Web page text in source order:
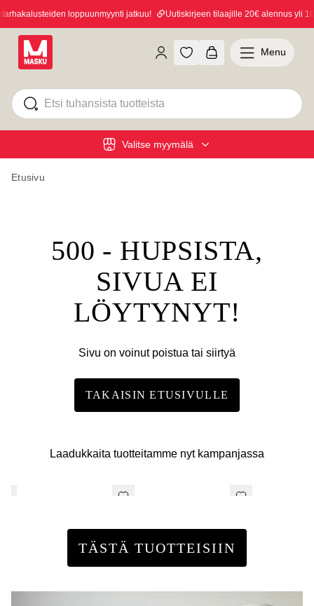
loppuunmyynti jatkuu! Uutiskirjeen tilaajille 20€ alennus yli
Valitse myymälä
Menu
Etusivu
500 - HUPSISTA,
SIVUA EI
LÖYTYNYT!
Sivu on voinut poistua tai siirtyä
TAKAISIN ETUSIVULLE
Laadukkaita tuotteitamme nyt kampanjassa
TÄSTÄ TUOTTEISIIN